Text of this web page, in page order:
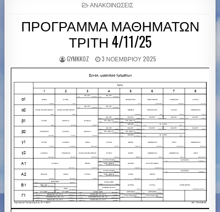
P
O
S
T
E
ΑΝΑΚΟΙΝΏΣΕΙΣ
ΠΡΟΓΡΑΜΜΑ ΜΑΘΗΜΑΤΩΝ
ΤΡΙΤΗ 4/11/25
GYMKKOZ 3 ΝΟΕΜΒΡΊΟΥ 2025